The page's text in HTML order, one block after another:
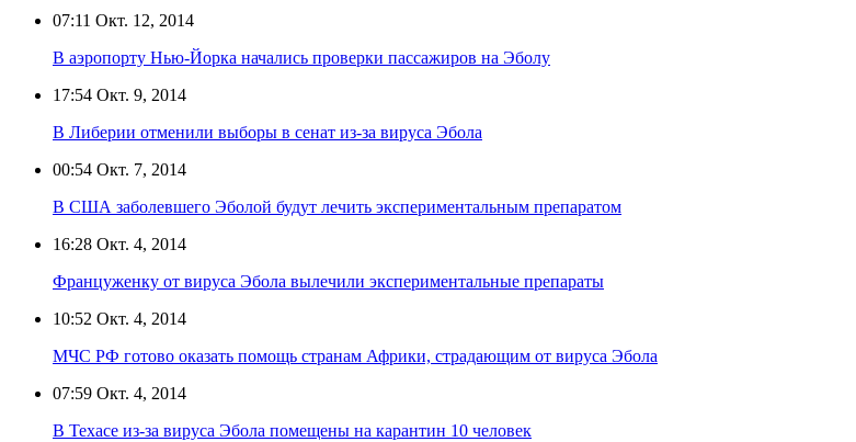
07:11 Окт. 12, 2014
В аэропорту Нью-Йорка начались проверки пассажиров на Эболу
17:54 Окт. 9, 2014
В Либерии отменили выборы в сенат из-за вируса Эбола
00:54 Окт. 7, 2014
В США заболевшего Эболой будут лечить экспериментальным препаратом
16:28 Окт. 4, 2014
Француженку от вируса Эбола вылечили экспериментальные препараты
10:52 Окт. 4, 2014
МЧС РФ готово оказать помощь странам Африки, страдающим от вируса Эбола
07:59 Окт. 4, 2014
В Техасе из-за вируса Эбола помещены на карантин 10 человек